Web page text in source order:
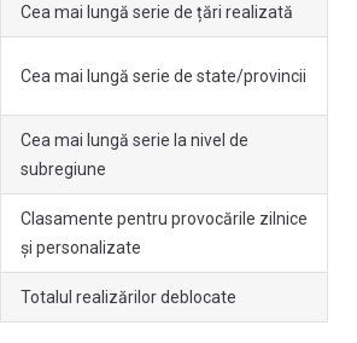
Cea mai lungă serie de țări realizată
Cea mai lungă serie de state/provincii
Cea mai lungă serie la nivel de
subregiune
Clasamente pentru provocările zilnice
și personalizate
Totalul realizărilor deblocate